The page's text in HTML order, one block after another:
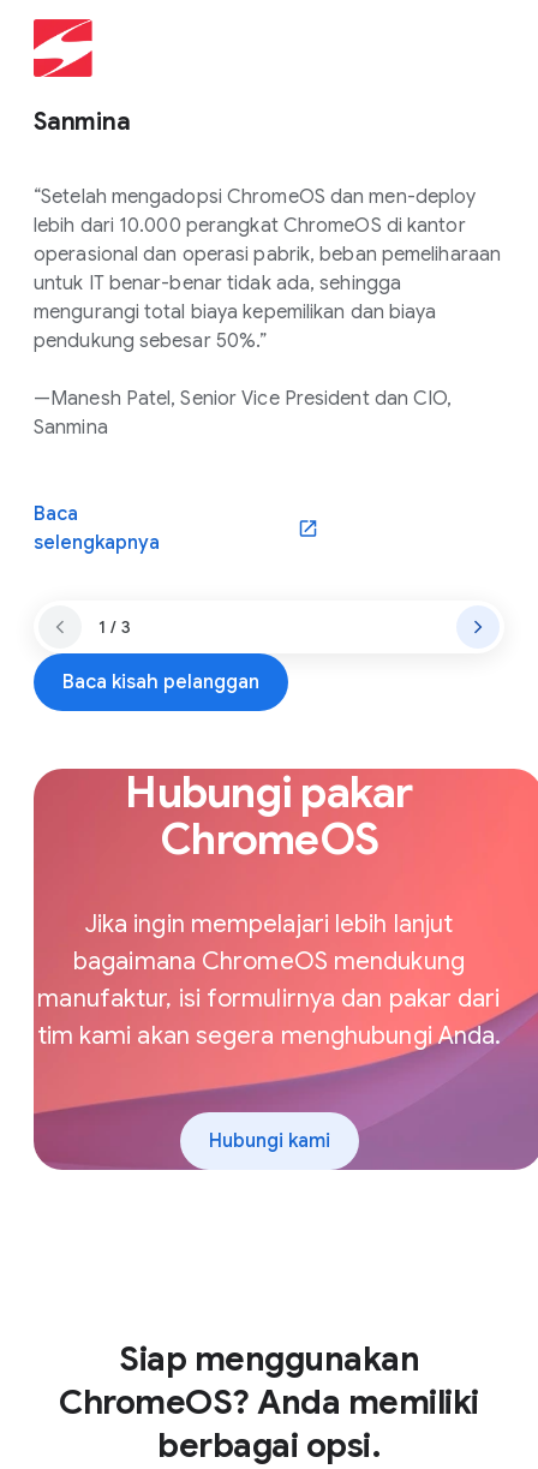
Sanmina
“Setelah mengadopsi ChromeOS dan men-deploy
lebih dari 10.000 perangkat ChromeOS di kantor
operasional dan operasi pabrik, beban pemeliharaan
untuk IT benar-benar tidak ada, sehingga
mengurangi total biaya kepemilikan dan biaya
pendukung sebesar 50%.”
—Manesh Patel, Senior Vice President dan CIO,
Sanmina
Baca
selengkapnya
1 / 3
Baca kisah pelanggan
Hubungi pakar
ChromeOS
Jika ingin mempelajari lebih lanjut
bagaimana ChromeOS mendukung
manufaktur, isi formulirnya dan pakar dari
tim kami akan segera menghubungi Anda.
Hubungi kami
Siap menggunakan
ChromeOS? Anda memiliki
berbagai opsi.